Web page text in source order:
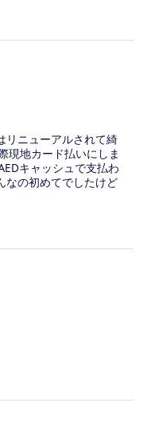
リニューアルされて綺
現地カード払いにしま
キャッシュで支払わ
なの初めてでしたけど